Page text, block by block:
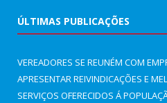
ÚLTIMAS PUBLICAÇÕES
VEREADORES SE REUNÉM COM
APRESENTAR REIVINDICAÇÕES E
SERVIÇOS OFERECIDOS Á